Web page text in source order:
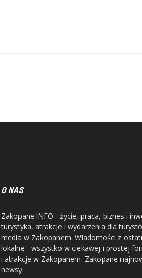
O NAS
Zakopane.INFO - życie, praca, biznes i
turystyka, atrakcje i wydarzenia dla
media w Zakopanem. Wiadomości z
lokalne - wszystko w ciekawej i prostej
i atrakcje w Zakopanem. Zakopane
newsy.